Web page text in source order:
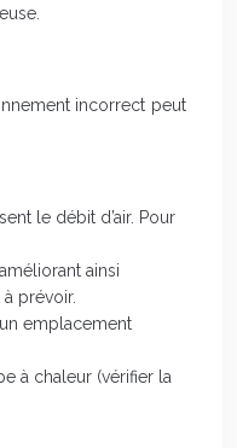
incorrect peut
le débit d’air. Pour
ainsi
prévoir.
emplacement
à chaleur (vérifier la